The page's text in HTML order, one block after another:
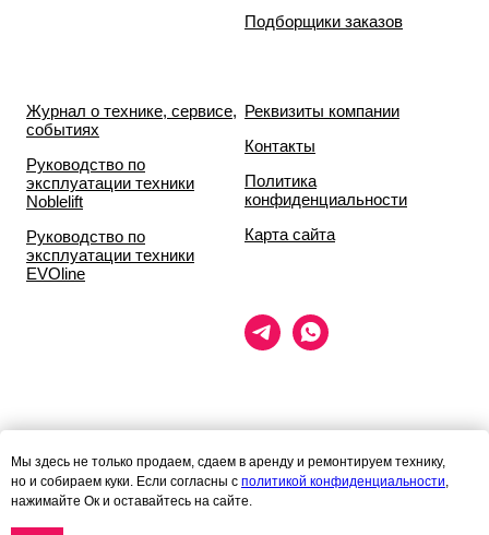
Подборщики заказов
Журнал о технике, сервисе,
событиях
Руководство по
эксплуатации техники
Noblelift
Руководство по
эксплуатации техники
EVOline
Реквизиты компании
Контакты
Политика
конфиденциальности
Карта сайта
при каких условиях
информационные материалы и цены, размещённые на сайте, не
определяемой положениями статей 435 и 437 гражданского кодекса
Мы здесь не только продаем, сдаем в аренду и ремонтируем технику,
но и собираем куки. Если согласны с политикой конфиденциальности,
нажимайте Ок и оставайтесь на сайте.